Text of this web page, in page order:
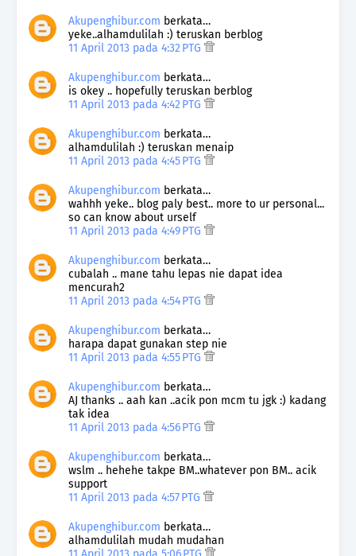
Akupenghibur.com berkata…
yeke..alhamdulilah :) teruskan berblog
11 April 2013 pada 4:32 PTG
Akupenghibur.com berkata…
is okey .. hopefully teruskan berblog
11 April 2013 pada 4:42 PTG
Akupenghibur.com berkata…
alhamdulilah :) teruskan menaip
11 April 2013 pada 4:45 PTG
Akupenghibur.com berkata…
wahhh yeke.. blog paly best.. more to ur personal...
so can know about urself
11 April 2013 pada 4:49 PTG
Akupenghibur.com berkata…
cubalah .. mane tahu lepas nie dapat idea
mencurah2
11 April 2013 pada 4:54 PTG
Akupenghibur.com berkata…
harapa dapat gunakan step nie
11 April 2013 pada 4:55 PTG
Akupenghibur.com berkata…
AJ thanks .. aah kan ..acik pon mcm tu jgk :) kadang
tak idea
11 April 2013 pada 4:56 PTG
Akupenghibur.com berkata…
wslm .. hehehe takpe BM..whatever pon BM.. acik
support
11 April 2013 pada 4:57 PTG
Akupenghibur.com berkata…
alhamdulilah mudah mudahan